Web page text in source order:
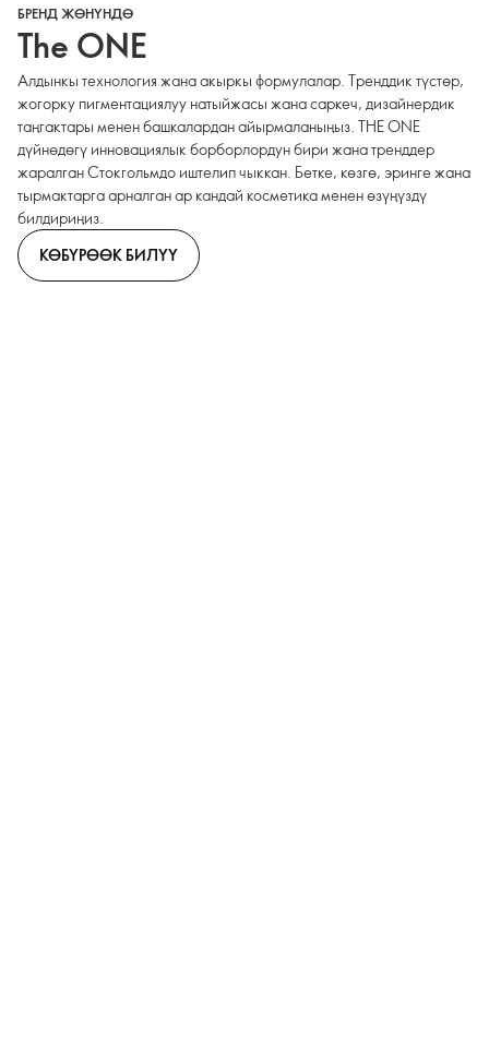
БРЕНД ЖӨНҮНДӨ
The ONE
Алдынкы технология жана акыркы формулалар. Тренддик түстөр,
жогорку пигментациялуу натыйжасы жана саркеч, дизайнердик
таңгактары менен башкалардан айырмаланыңыз. THE ONE
дүйнөдөгү инновациялык борборлордун бири жана тренддер
жаралган Стокгольмдо иштелип чыккан. Бетке, көзгө, эринге жана
тырмактарга арналган ар кандай косметика менен өзүңүздү
билдириңиз.
КӨБҮРӨӨК БИЛҮҮ